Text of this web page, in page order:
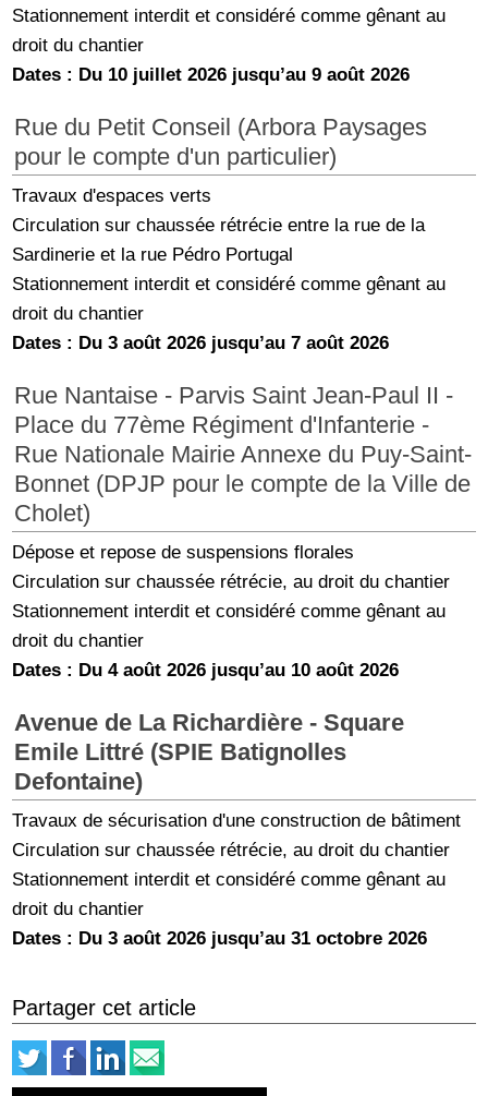
Stationnement interdit et considéré comme gênant au
droit du chantier
Dates : Du 10 juillet 2026 jusqu’au 9 août 2026
Rue du Petit Conseil (Arbora Paysages
pour le compte d'un particulier)
Travaux d'espaces verts
Circulation sur chaussée rétrécie entre la rue de la
Sardinerie et la rue Pédro Portugal
Stationnement interdit et considéré comme gênant au
droit du chantier
Dates : Du 3 août 2026 jusqu’au 7 août 2026
Rue Nantaise - Parvis Saint Jean-Paul II -
Place du 77ème Régiment d'Infanterie -
Rue Nationale Mairie Annexe du Puy-Saint-
Bonnet (DPJP pour le compte de la Ville de
Cholet)
Dépose et repose de suspensions florales
Circulation sur chaussée rétrécie, au droit du chantier
Stationnement interdit et considéré comme gênant au
droit du chantier
Dates : Du 4 août 2026 jusqu’au 10 août 2026
Avenue de La Richardière - Square
Emile Littré (SPIE Batignolles
Defontaine)
Travaux de sécurisation d'une construction de bâtiment
Circulation sur chaussée rétrécie, au droit du chantier
Stationnement interdit et considéré comme gênant au
droit du chantier
Dates : Du 3 août 2026 jusqu’au 31 octobre 2026
Partager cet article